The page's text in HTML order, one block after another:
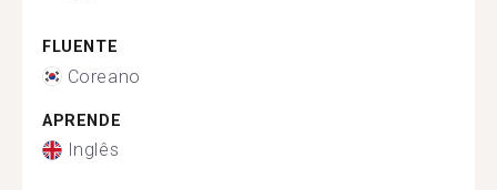
FLUENTE
Coreano
APRENDE
Inglês